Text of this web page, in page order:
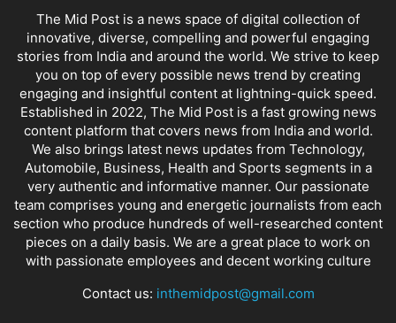
The Mid Post is a news space of digital collection of
innovative, diverse, compelling and powerful engaging
stories from India and around the world. We strive to keep
you on top of every possible news trend by creating
engaging and insightful content at lightning-quick speed.
Established in 2022, The Mid Post is a fast growing news
content platform that covers news from India and world.
We also brings latest news updates from Technology,
Automobile, Business, Health and Sports segments in a
very authentic and informative manner. Our passionate
team comprises young and energetic journalists from each
section who produce hundreds of well-researched content
pieces on a daily basis. We are a great place to work on
with passionate employees and decent working culture
Contact us: inthemidpost@gmail.com